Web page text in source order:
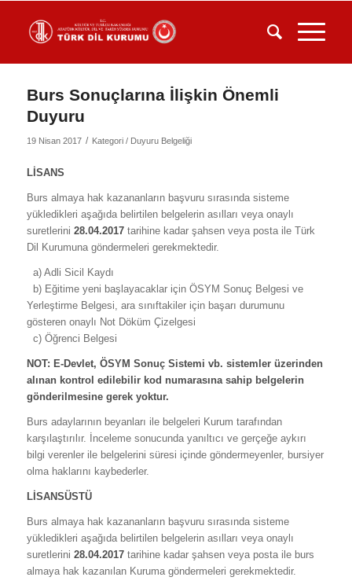
Burs Sonuçlarına İlişkin Önemli
Duyuru
19 Nisan 2017 / Kategori / Duyuru Belgeliği
LİSANS
Burs almaya hak kazananların başvuru sırasında sisteme
yükledikleri aşağıda belirtilen belgelerin asılları veya onaylı
suretlerini 28.04.2017tarihine kadar şahsen veya posta ile Türk
Dil Kurumuna göndermeleri gerekmektedir.
a) Adli Sicil Kaydı
b) Eğitime yeni başlayacaklar için ÖSYM Sonuç Belgesi ve
Yerleştirme Belgesi, ara sınıftakiler için başarı durumunu
gösteren onaylı Not Döküm Çizelgesi
c) Öğrenci Belgesi
NOT: E-Devlet, ÖSYM Sonuç Sistemi vb. sistemler üzerinden
alınan kontrol edilebilir kod numarasına sahip belgelerin
gönderilmesine gerek yoktur.
Burs adaylarının beyanları ile belgeleri Kurum tarafından
karşılaştırılır. İnceleme sonucunda yanıltıcı ve gerçeğe aykırı
bilgi verenler ile belgelerini süresi içinde göndermeyenler, bursiyer
olma haklarını kaybederler.
LİSANSÜSTÜ
Burs almaya hak kazananların başvuru sırasında sisteme
yükledikleri aşağıda belirtilen belgelerin asılları veya onaylı
suretlerini 28.04.2017tarihine kadar şahsen veya posta ile burs
almaya hak kazanılan Kuruma göndermeleri gerekmektedir.